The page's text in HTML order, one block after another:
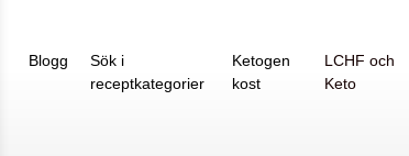
Blogg
Sök i
receptkategorier
Ketogen
kost
LCHF och
Keto